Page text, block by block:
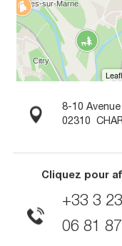
8-10
02310
Cliquez pour
+33 3
06 81